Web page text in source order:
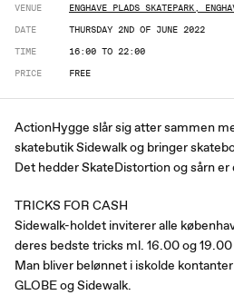
VENUE
ENGHAVE PLADS SKATEPARK,
DATE
THURSDAY 2ND OF JUNE 2022
TIME
16:00 TO 22:00
PRICE
FREE
ActionHygge slår sig atter sammen
skatebutik Sidewalk og bringer
Det hedder SkateDistortion og sårn er
TRICKS FOR CASH
Sidewalk-holdet inviterer alle
deres bedste tricks ml. 16.00 og
Man bliver belønnet i iskolde
GLOBE og Sidewalk.